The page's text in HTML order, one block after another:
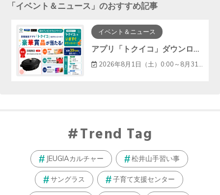
「イベント＆ニュース 」のおすすめ記事
イベント＆ニュース
アプリ「トクイコ」ダウンロードで豪華賞品が当たる！
2026年8月1日（土）0:00～8月31日（月）23:59
Trend Tag
JEUGIAカルチャー 松井山手習い事
サングラス 子育て支援センター